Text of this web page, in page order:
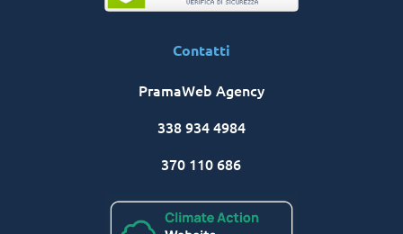
Contatti
PramaWeb Agency
338 934 4984
370 110 686